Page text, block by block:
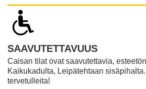
SAAVUTETTAVUUS
Caisan tilat ovat saavutettavia,
Kaikukadulta, Leipätehtaan
tervetulleita!